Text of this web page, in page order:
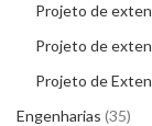
Projeto de
Projeto de
Projeto de
Engenharias 35